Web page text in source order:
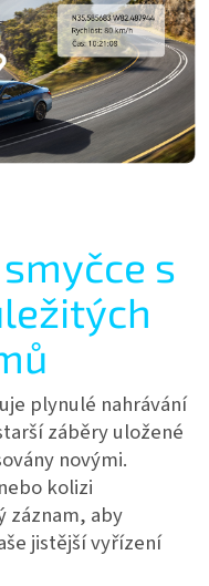
s
plynulé nahrávání
záběry uložené
novými.
kolizi
záznam, aby
jistější vyřízení